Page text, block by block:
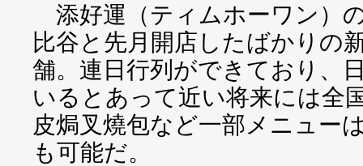
添好運（ティムホーワン）
比谷と先月開店したばかりの
舗。連日行列ができており、
いるとあって近い将来には全
皮焗叉燒包など一部メニュー
も可能だ。